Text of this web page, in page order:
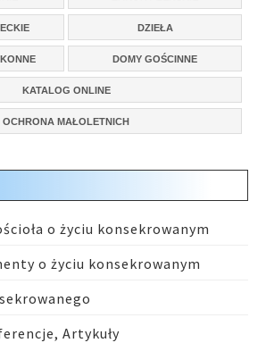
DZIEŁA
DOMY GOŚCINNE
KATALOG ONLINE
OCHRONA MAŁOLETNICH
o życiu konsekrowanym
o życiu konsekrowanym
Artykuły